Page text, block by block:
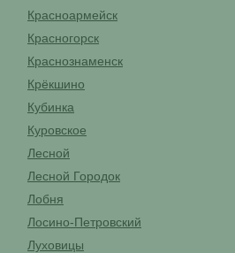
Красноармейск
Красногорск
Краснознаменск
Крёкшино
Кубинка
Куровское
Лесной
Лесной Городок
Лобня
Лосино-Петровский
Луховицы